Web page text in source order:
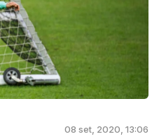
08 set, 2020, 13:06